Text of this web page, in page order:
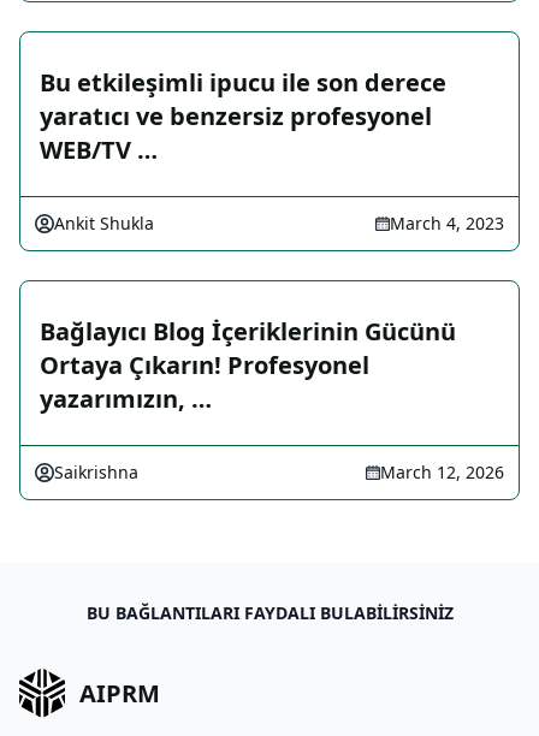
Bu etkileşimli ipucu ile son derece
yaratıcı ve benzersiz profesyonel
WEB/TV …
Ankit Shukla March 4, 2023
Bağlayıcı Blog İçeriklerinin Gücünü
Ortaya Çıkarın! Profesyonel
yazarımızın, …
Saikrishna March 12, 2026
BU BAĞLANTILARI FAYDALI BULABILIRSINIZ
AIPRM